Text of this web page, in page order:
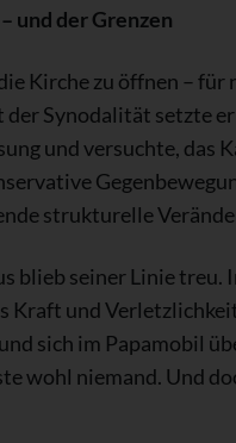
und der Grenzen
Kirche zu öffnen –
der Synodalität setzte
und versuchte,
strukturelle
blieb seiner Linie
Kraft und
sich im Papamobil
wohl niemand. Und